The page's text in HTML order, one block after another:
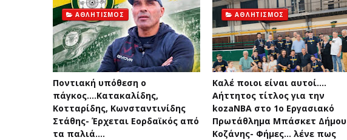
ΑΘΛΗΤΙΣΜΟΣ
Ποντιακή υπόθεση ο
πάγκος....Κατακαλίδης,
Κοτταρίδης, Κωνσταντινίδης
Στάθης- Έρχεται Εορδαϊκός από
τα παλιά....
ΑΘΛΗΤΙΣΜΟΣ
Καλέ ποιοι είναι αυτοί....
Αήττητος τίτλος για την
kozaNBA στο 1ο Εργασιακό
Πρωτάθλημα Μπάσκετ Δήμου
Κοζάνης- Φήμες... λένε πως